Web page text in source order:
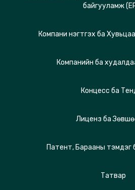
байгууламж
Компани нэгтгэх ба
Компанийн ба
Концесс ба
Лиценз ба
Патент, Барааны тэмдэг
Татвар